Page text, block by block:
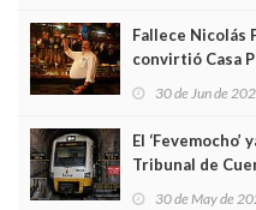
Fallece Nicolás
convirtió Casa
Asturias en
30 de Jun de
El ‘Fevemocho’
Tribunal de
sobrecoste de
30 de May de